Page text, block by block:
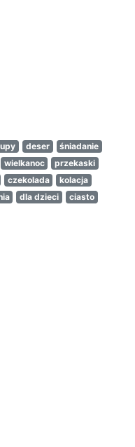
deser
śniadanie
wielkanoc
przekaski
czekolada
kolacja
dla dzieci
ciasto